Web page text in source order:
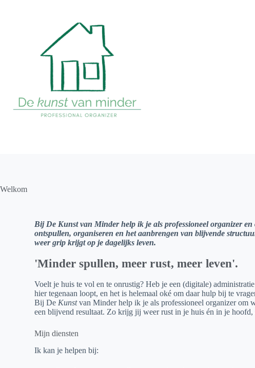
Welkom
Bij De Kunst van Minder help ik je als professioneel organizer
ontspullen, organiseren en het aanbrengen van blijvende
weer grip krijgt op je dagelijks leven.
'Minder spullen, meer rust, meer leven'.
Voelt je huis te vol en te onrustig? Heb je een (digitale)
hier tegenaan loopt, en het is helemaal oké om daar hulp bij te
Bij De Kunstvan Minder help ik je als professioneel organizer om
een blijvend resultaat. Zo krijg jij weer rust in je huis én in je
Mijn diensten
Ik kan je helpen bij: